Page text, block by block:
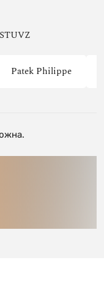
STUVZ
Patek Philippe